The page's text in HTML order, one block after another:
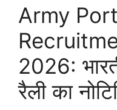
Army
2026:
रैली का